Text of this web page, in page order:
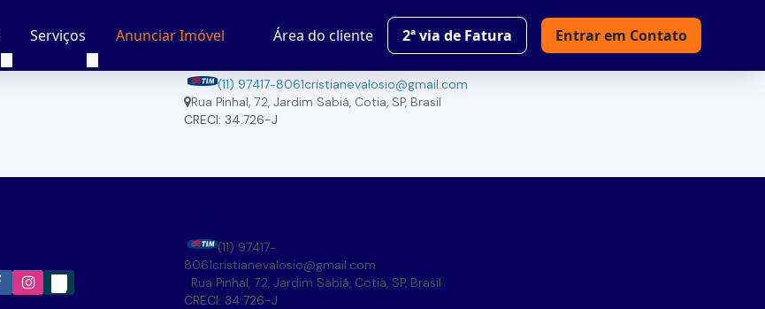
Entrar em Contato
2ª via de Fatura
Área do cliente
Anunciar Imóvel
Serviços
(11) 97417-8061cristianevalosio@gmail.com
Rua Pinhal, 72, Jardim Sabiá, Cotia, SP, Brasil
CRECI: 34.726-J
(11) 97417-
8061cristianevalosio@gmail.com
Rua Pinhal, 72, Jardim Sabiá, Cotia, SP, Brasil
CRECI: 34.726-J